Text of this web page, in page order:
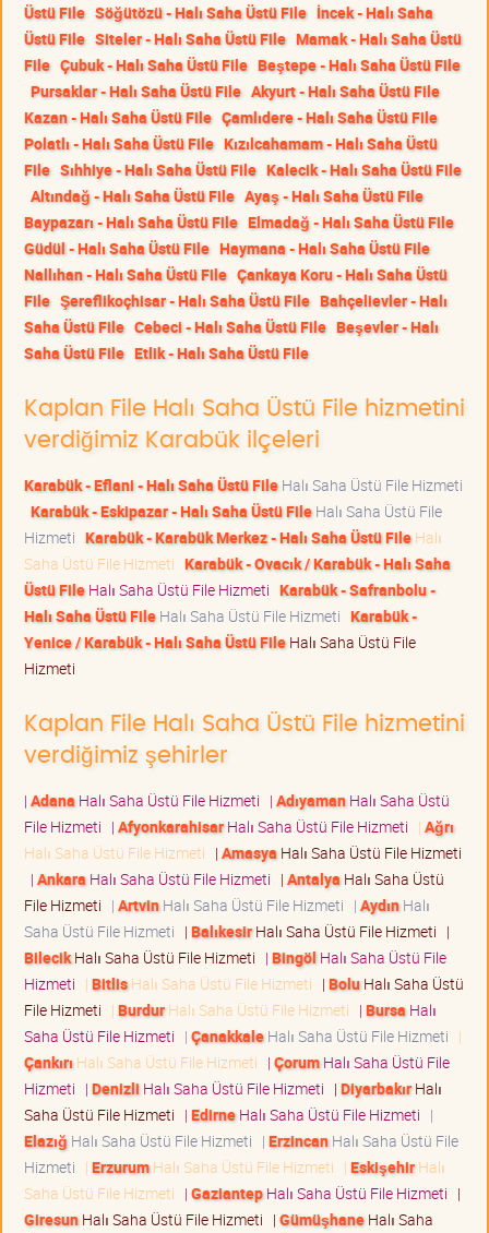
Üstü File Söğütözü - Halı Saha Üstü File İncek - Halı Saha
Üstü File Siteler - Halı Saha Üstü File Mamak - Halı Saha Üstü
File Çubuk - Halı Saha Üstü File Beştepe - Halı Saha Üstü File
Pursaklar - Halı Saha Üstü File Akyurt - Halı Saha Üstü File
Kazan - Halı Saha Üstü File Çamlıdere - Halı Saha Üstü File
Polatlı - Halı Saha Üstü File Kızılcahamam - Halı Saha Üstü
File Sıhhiye - Halı Saha Üstü File Kalecik - Halı Saha Üstü File
Altındağ - Halı Saha Üstü File Ayaş - Halı Saha Üstü File
Baypazarı - Halı Saha Üstü File Elmadağ - Halı Saha Üstü File
Güdül - Halı Saha Üstü File Haymana - Halı Saha Üstü File
Nallıhan - Halı Saha Üstü File Çankaya Koru - Halı Saha Üstü
File Şereflikoçhisar - Halı Saha Üstü File Bahçelievler - Halı
Saha Üstü File Cebeci - Halı Saha Üstü File Beşevler - Halı
Saha Üstü File Etlik - Halı Saha Üstü File
Kaplan File Halı Saha Üstü File hizmetini
verdiğimiz Karabük ilçeleri
Karabük - Eflani - Halı Saha Üstü FileHalı Saha Üstü File Hizmeti
Karabük - Eskipazar - Halı Saha Üstü FileHalı Saha Üstü File
Hizmeti Karabük - Karabük Merkez - Halı Saha Üstü FileHalı
Saha Üstü File Hizmeti Karabük - Ovacık / Karabük - Halı Saha
Üstü FileHalı Saha Üstü File Hizmeti Karabük - Safranbolu -
Halı Saha Üstü FileHalı Saha Üstü File Hizmeti Karabük -
Yenice / Karabük - Halı Saha Üstü FileHalı Saha Üstü File
Hizmeti
Kaplan File Halı Saha Üstü File hizmetini
verdiğimiz şehirler
| Adana Halı Saha Üstü File Hizmeti | AdıyamanHalı Saha Üstü
File Hizmeti | AfyonkarahisarHalı Saha Üstü File Hizmeti | Ağrı
Halı Saha Üstü File Hizmeti | Amasya Halı Saha Üstü File Hizmeti
| Ankara Halı Saha Üstü File Hizmeti | Antalya Halı Saha Üstü
File Hizmeti | ArtvinHalı Saha Üstü File Hizmeti | AydınHalı
Saha Üstü File Hizmeti | BalıkesirHalı Saha Üstü File Hizmeti |
BilecikHalı Saha Üstü File Hizmeti | Bingöl Halı Saha Üstü File
Hizmeti | BitlisHalı Saha Üstü File Hizmeti | BoluHalı Saha Üstü
File Hizmeti | BurdurHalı Saha Üstü File Hizmeti | Bursa Halı
Saha Üstü File Hizmeti | ÇanakkaleHalı Saha Üstü File Hizmeti |
Çankırı Halı Saha Üstü File Hizmeti | ÇorumHalı Saha Üstü File
Hizmeti | Denizli Halı Saha Üstü File Hizmeti | DiyarbakırHalı
Saha Üstü File Hizmeti | EdirneHalı Saha Üstü File Hizmeti |
Elazığ Halı Saha Üstü File Hizmeti | ErzincanHalı Saha Üstü File
Hizmeti | ErzurumHalı Saha Üstü File Hizmeti | EskişehirHalı
Saha Üstü File Hizmeti | GaziantepHalı Saha Üstü File Hizmeti |
GiresunHalı Saha Üstü File Hizmeti | GümüşhaneHalı Saha